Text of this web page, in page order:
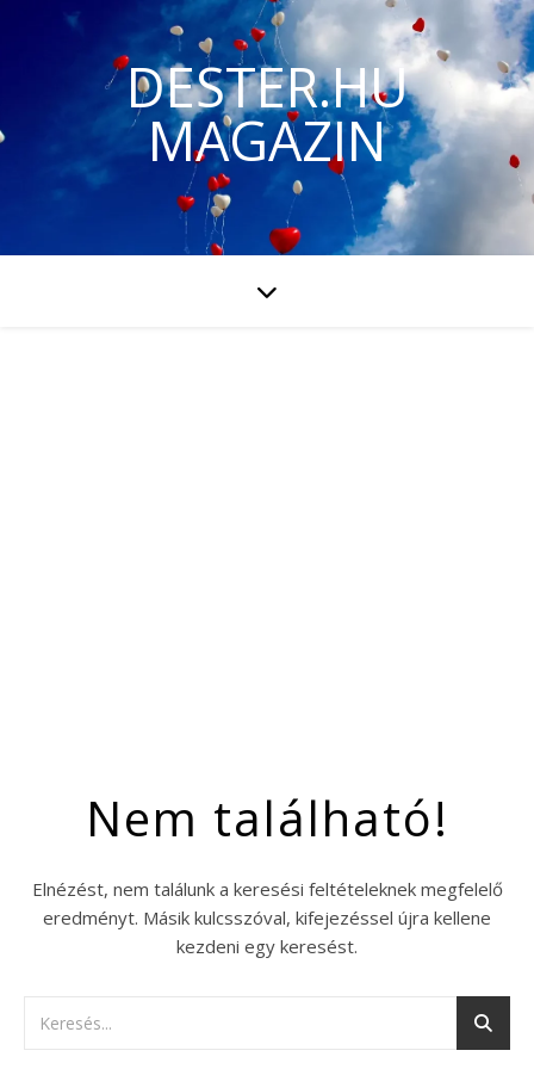
DESTER.HU
MAGAZIN
Nem található!
Elnézést, nem találunk a keresési feltételeknek megfelelő
eredményt. Másik kulcsszóval, kifejezéssel újra kellene
kezdeni egy keresést.